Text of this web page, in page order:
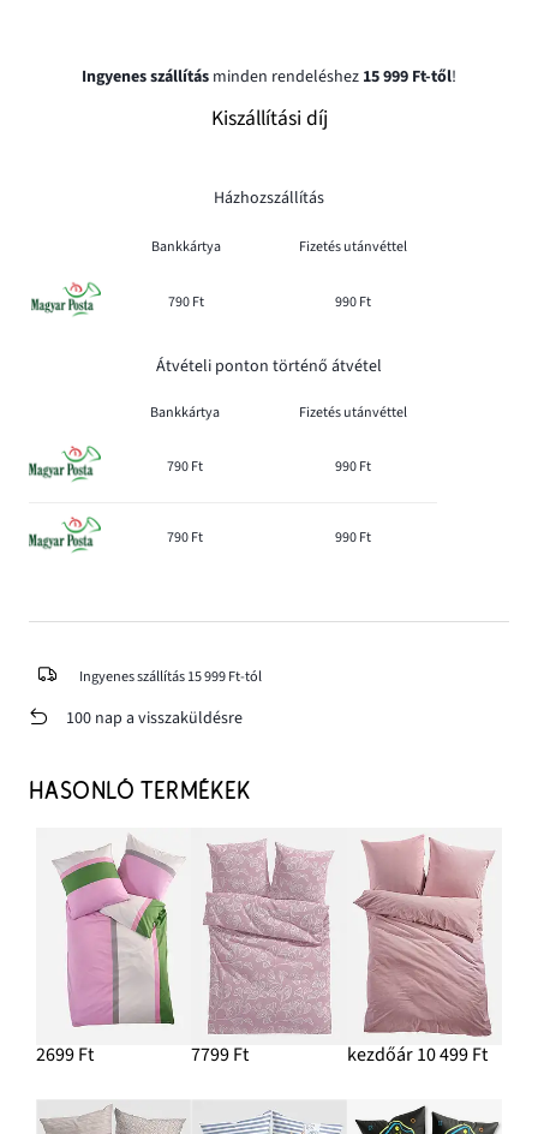
Ingyenes szállítás minden rendeléshez 15 999 Ft-től!
Kiszállítási díj
Házhozszállítás
Bankkártya Fizetés utánvéttel
790 Ft 990 Ft
Átvételi ponton történő átvétel
Bankkártya Fizetés utánvéttel
790 Ft 990 Ft
790 Ft 990 Ft
Ingyenes szállítás 15 999 Ft-tól
100 nap a visszaküldésre
HASONLÓ TERMÉKEK
2699 Ft 7799 Ft kezdőár 10 499 Ft